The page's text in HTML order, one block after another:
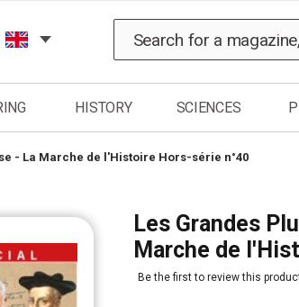
HISTORY SCIENCES
- La Marche de l'Histoire Hors-série n°40
Les Grandes
Marche de
Be the first to review this